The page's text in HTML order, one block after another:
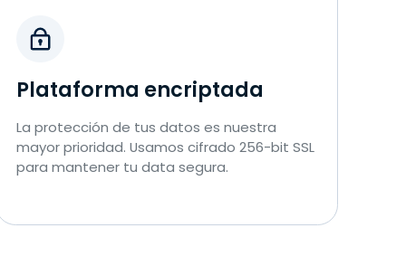
Plataforma encriptada
La protección de tus datos es nuestra
mayor prioridad. Usamos cifrado 256-bit SSL
para mantener tu data segura.